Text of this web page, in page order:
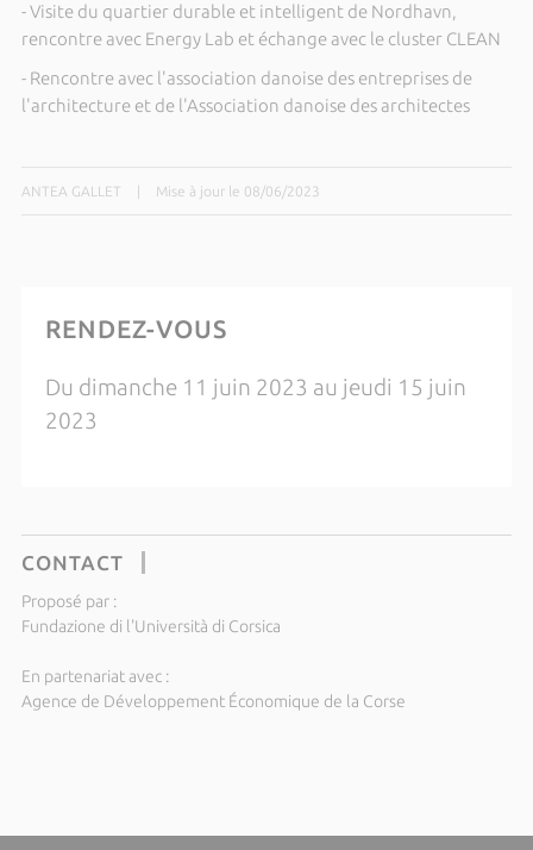
- Visite du quartier durable et intelligent de Nordhavn,
rencontre avec Energy Lab et échange avec le cluster CLEAN
- Rencontre avec l'association danoise des entreprises de
l'architecture et de l'Association danoise des architectes
ANTEA GALLET Mise à jour le 08/06/2023
RENDEZ-VOUS
Du dimanche 11 juin 2023 au jeudi 15 juin
2023
CONTACT
Proposé par :
Fundazione di l'Università di Corsica
En partenariat avec :
Agence de Développement Économique de la Corse